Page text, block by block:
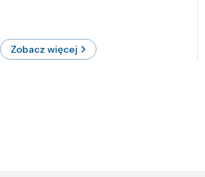
Zobacz więcej